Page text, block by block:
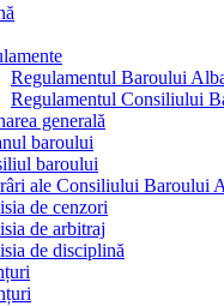
Regulamentul Baroului
Regulamentul Consiliului
generală
baroului
baroului
ale Consiliului Baroului
de cenzori
de arbitraj
de disciplină